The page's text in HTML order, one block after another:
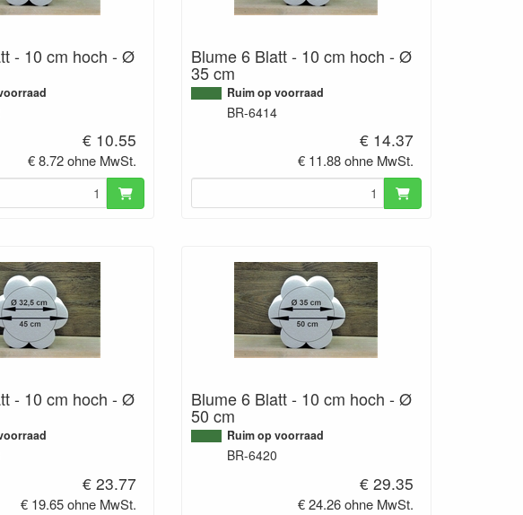
- 10 cm hoch - Ø
€ 10.55
€ 8.72 ohne MwSt.
Blume 6 Blatt - 10 cm hoch - Ø
35 cm
Ruim op voorraad
BR-6414
€ 14.37
€ 11.88 ohne MwSt.
- 10 cm hoch - Ø
€ 23.77
€ 19.65 ohne MwSt.
Blume 6 Blatt - 10 cm hoch - Ø
50 cm
Ruim op voorraad
BR-6420
€ 29.35
€ 24.26 ohne MwSt.